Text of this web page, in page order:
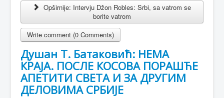
Opširnije: Intervju Džon Robles: Srbi, sa vatrom se
borite vatrom
Write comment (0 Comments)
Душан Т. Батаковић: НЕМА
КРАЈА. ПОСЛЕ КОСОВА ПОРАШЋЕ
АПЕТИТИ СВЕТА И ЗА ДРУГИМ
ДЕЛОВИМА СРБИЈЕ